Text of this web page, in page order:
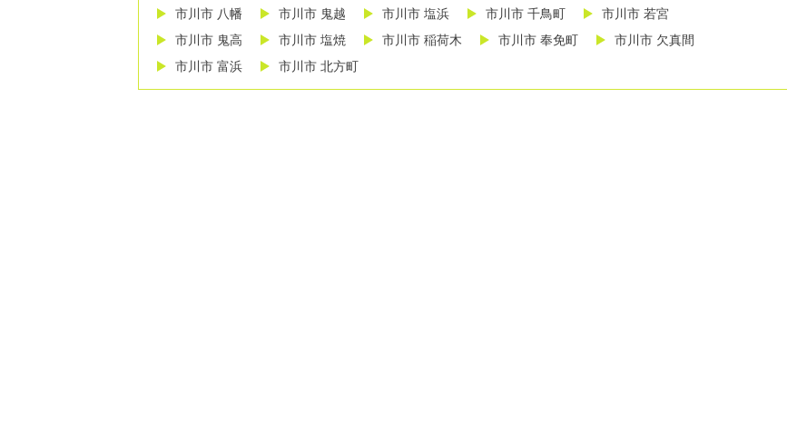
市川市 八幡
市川市 鬼越 市川市 塩浜 市川市 千鳥町
市川市 若宮
市川市 鬼高
市川市 塩焼 市川市 稲荷木 市川市 奉免町
市川市 欠真間
市川市 富浜
市川市 北方町